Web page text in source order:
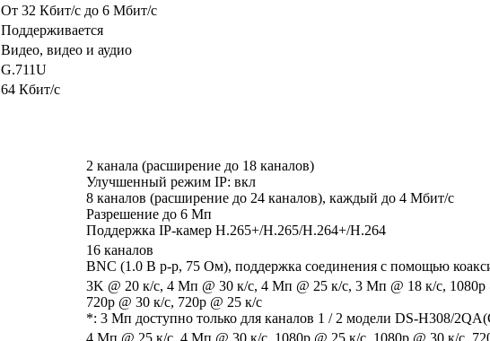
От 32 Кбит/с до 6 Мбит/с
Поддерживается
Видео, видео и аудио
G.711U
64 Кбит/с
2 канала (расширение до 18 каналов)
Улучшенный режим IP: вкл
8 каналов (расширение до 24 каналов), каждый до 4 Мбит/с
Разрешение до 6 Mп
Поддержка IP-камер H.265+/H.265/H.264+/H.264
16 каналов
BNC (1.0 В p-p, 75 Ом), поддержка соединения с помощью
3K @ 20 к/с, 4 Мп @ 30 к/с, 4 Мп @ 25 к/с, 3 Мп @ 18 к/с, 1080p
720p @ 30 к/с, 720p @ 25 к/с
*: 3 Мп доступно только для каналов 1 / 2 модели DS-H308/
4 Мп @ 25 к/с, 4 Мп @ 30 к/с, 1080p @ 25 к/с, 1080p @ 30 к/с,